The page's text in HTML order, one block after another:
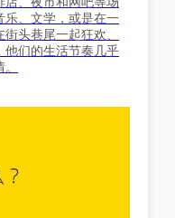
乐、文学，或是在一
头巷尾一起狂欢、
他们的生活节奏几乎